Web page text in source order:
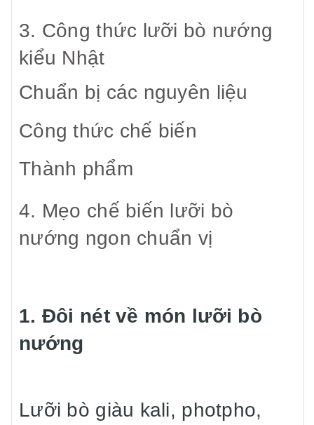
3. Công thức lưỡi bò nướng
kiểu Nhật
Chuẩn bị các nguyên liệu
Công thức chế biến
Thành phẩm
4. Mẹo chế biến lưỡi bò
nướng ngon chuẩn vị
1. Đôi nét về món lưỡi bò
nướng
Lưỡi bò giàu kali, photpho,